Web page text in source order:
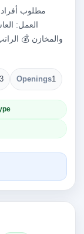
العمل:
Openings1